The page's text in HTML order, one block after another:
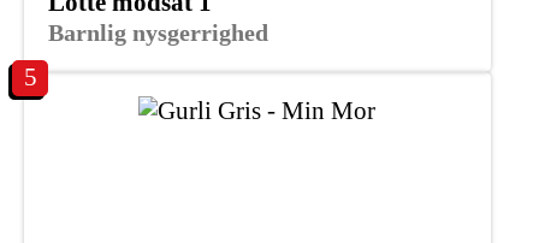
Barnlig nysgerrighed
5